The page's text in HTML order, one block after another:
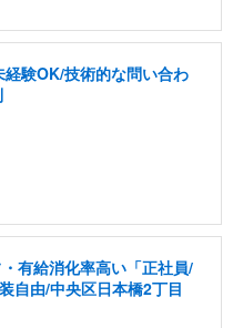
験OK/技術的な問い合わ
有給消化率高い「正社員/
自由/中央区日本橋2丁目